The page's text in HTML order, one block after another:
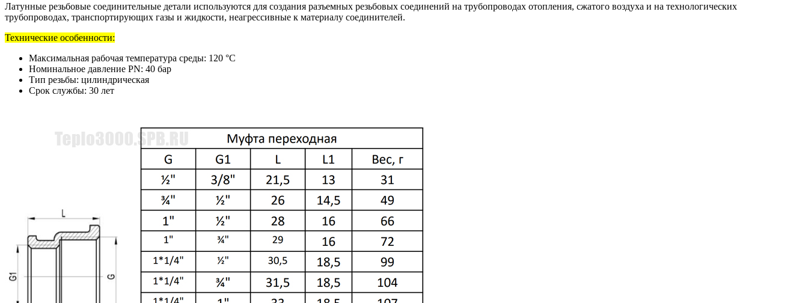
Латунные резьбовые соединительные детали используются для создания разъемных резьбовых соединений на трубопроводах отопления, сжатого воздуха и на технологических
трубопроводах, транспортирующих газы и жидкости, неагрессивные к материалу соединителей.
Технические особенности:
Максимальная рабочая температура среды: 120 °С
Номинальное давление PN: 40 бар
Тип резьбы: цилиндрическая
Срок службы: 30 лет